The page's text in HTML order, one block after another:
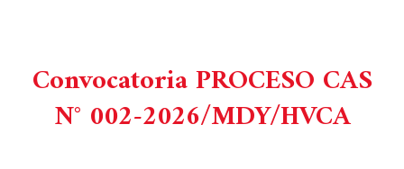
Convocatoria PROCESO CAS
N° 002-2026/MDY/HVCA